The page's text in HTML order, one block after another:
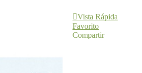
Vista Rápida
Favorito
Compartir